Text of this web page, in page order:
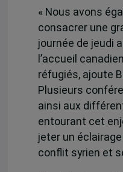
« Nous avons
consacrer une
journée de jeudi
l’accueil
réfugiés, ajoute
Plusieurs
ainsi aux
entourant cet
jeter un
conflit syrien et